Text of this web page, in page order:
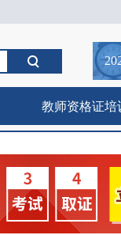
教师资格证培